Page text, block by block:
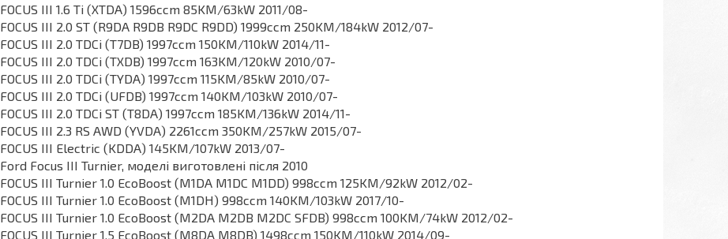
FOCUS III 1.6 Ti (XTDA) 1596ccm 85KM/63kW 2011/08-
FOCUS III 2.0 ST (R9DA R9DB R9DC R9DD) 1999ccm 250KM/184kW 2012/07-
FOCUS III 2.0 TDCi (T7DB) 1997ccm 150KM/110kW 2014/11-
FOCUS III 2.0 TDCi (TXDB) 1997ccm 163KM/120kW 2010/07-
FOCUS III 2.0 TDCi (TYDA) 1997ccm 115KM/85kW 2010/07-
FOCUS III 2.0 TDCi (UFDB) 1997ccm 140KM/103kW 2010/07-
FOCUS III 2.0 TDCi ST (T8DA) 1997ccm 185KM/136kW 2014/11-
FOCUS III 2.3 RS AWD (YVDA) 2261ccm 350KM/257kW 2015/07-
FOCUS III Electric (KDDA) 145KM/107kW 2013/07-
Ford Focus III Turnier, моделі виготовлені після 2010
FOCUS III Turnier 1.0 EcoBoost (M1DA M1DC M1DD) 998ccm 125KM/92kW 2012/02-
FOCUS III Turnier 1.0 EcoBoost (M1DH) 998ccm 140KM/103kW 2017/10-
FOCUS III Turnier 1.0 EcoBoost (M2DA M2DB M2DC SFDB) 998ccm 100KM/74kW 2012/02-
FOCUS III Turnier 1.5 EcoBoost (M8DA M8DB) 1498ccm 150KM/110kW 2014/09-